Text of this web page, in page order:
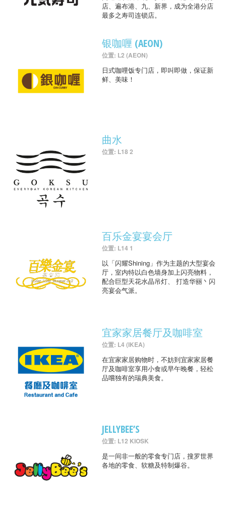
店、遍布港、九、新界，成为全港分店
最多之寿司连锁店。
银咖喱 (AEON)
位置: L2 (AEON)
日式咖哩饭专门店，即叫即做，保证新
鲜、美味！
曲水
位置: L18 2
百乐金宴宴会厅
位置: L14 1
以「闪耀Shining」作为主题的大型宴会
厅，室内特以白色墙身加上闪亮物料，
配合巨型天花水晶吊灯、 打造华丽丶闪
亮宴会气派。
宜家家居餐厅及咖啡室
位置: L4 (IKEA)
在宜家家居购物时，不妨到宜家家居餐
厅及咖啡室享用小食或早午晚餐，轻松
品嚐独有的瑞典美食。
JELLYBEE’S
位置: L12 KIOSK
是一间非一般的零食专门店，搜罗世界
各地的零食、软糖及特制爆谷。